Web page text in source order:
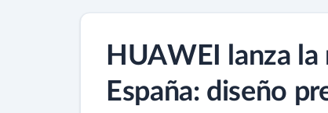
HUAWEI lanza
España: diseño